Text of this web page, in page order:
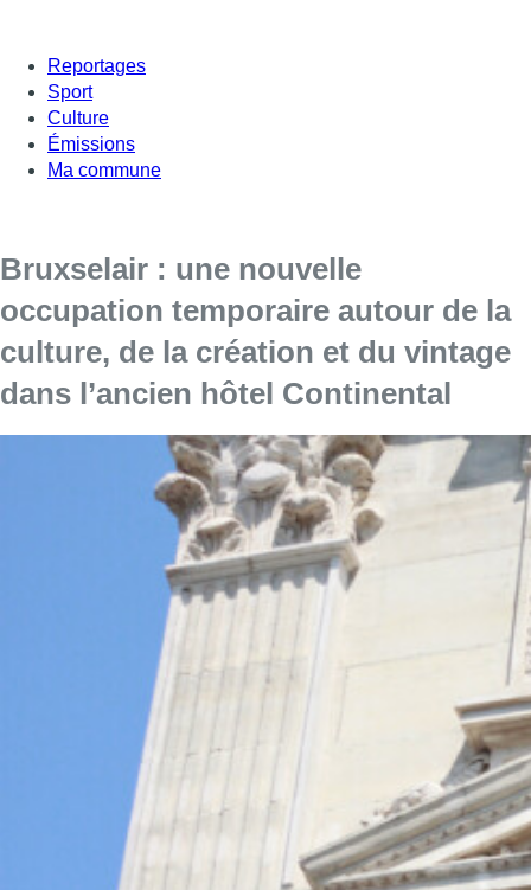
Reportages
Sport
Culture
Émissions
Ma commune
Bruxselair : une nouvelle
occupation temporaire autour de la
culture, de la création et du vintage
dans l’ancien hôtel Continental